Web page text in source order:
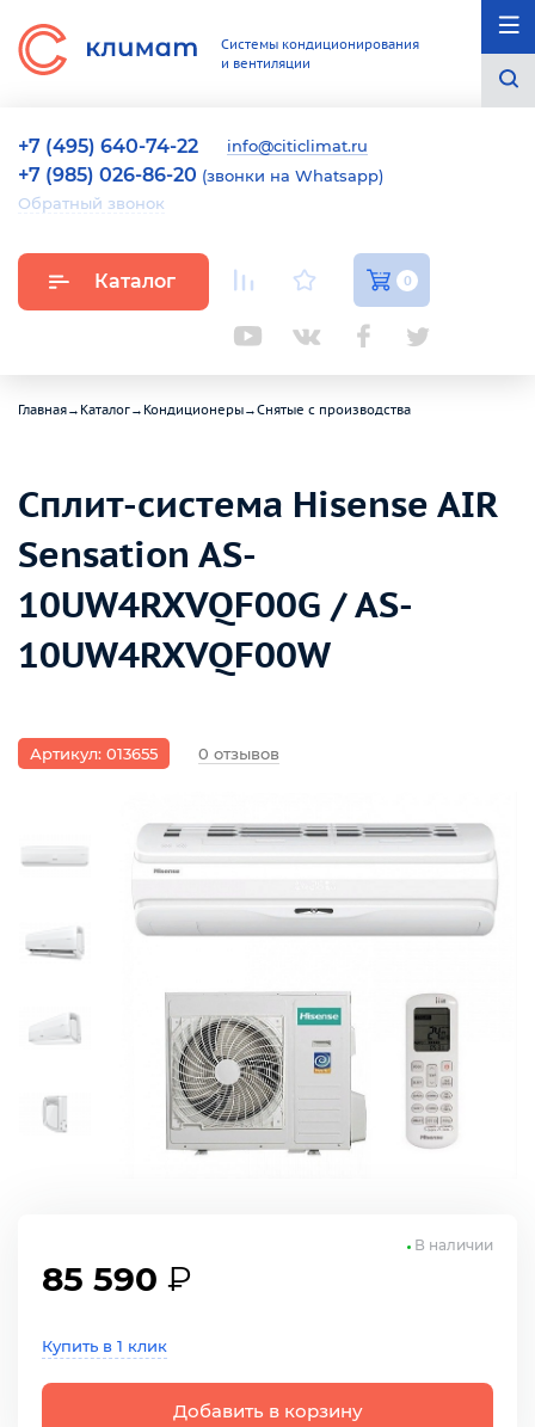
Системы кондиционирования
и вентиляции
+7 (495) 640-74-22 info@citiclimat.ru
+7 (985) 026-86-20 (звонки на Whatsapp)
Обратный звонок
Каталог 0
Главная→ Каталог→ Кондиционеры→Снятые с производства
Сплит-система Hisense AIR
Sensation AS-
10UW4RXVQF00G / AS-
10UW4RXVQF00W
Артикул: 013655 0 отзывов
85 590 ₽
Купить в 1 клик
Добавить в корзину
В наличии